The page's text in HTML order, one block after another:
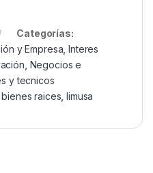
Categorías:
y Empresa ,Interes
Negocios e
y tecnicos
,bienes raices ,limusa